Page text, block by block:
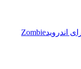
Zombie